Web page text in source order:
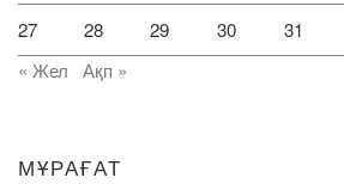
27 28 29 30
31
« Жел
Ақп »
МҰРАҒАТ